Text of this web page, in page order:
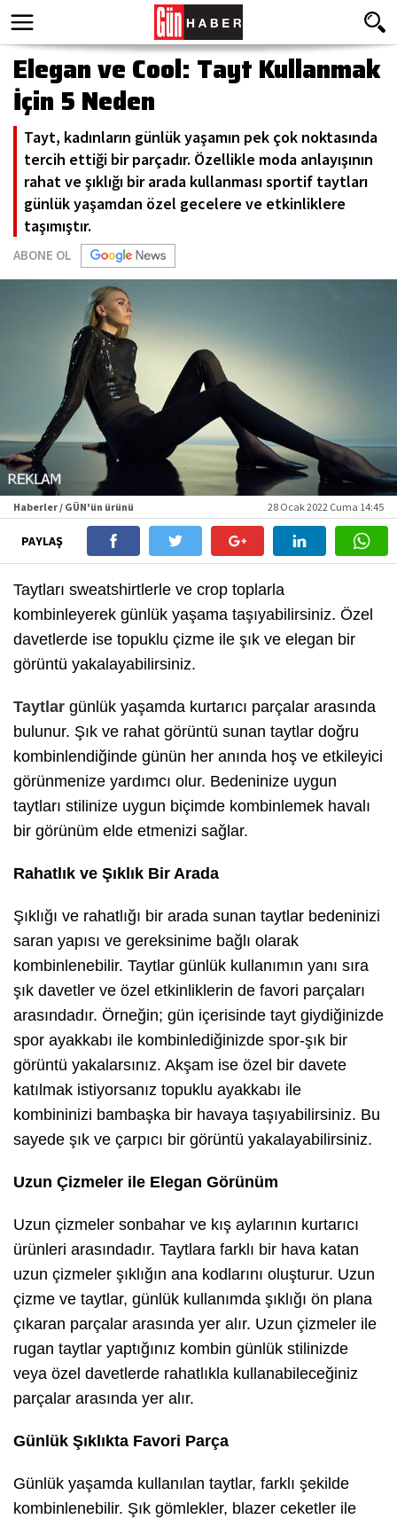
Elegan ve Cool: Tayt Kullanmak
İçin 5 Neden
Tayt, kadınların günlük yaşamın pek çok noktasında
tercih ettiği bir parçadır. Özellikle moda anlayışının
rahat ve şıklığı bir arada kullanması sportif taytları
günlük yaşamdan özel gecelere ve etkinliklere
taşımıştır.
ABONE OL
Haberler / GÜN'ün ürünü 28 Ocak 2022 Cuma 14:45
PAYLAŞ
Taytları sweatshirtlerle ve crop toplarla
kombinleyerek günlük yaşama taşıyabilirsiniz. Özel
davetlerde ise topuklu çizme ile şık ve elegan bir
görüntü yakalayabilirsiniz.
Taytlar günlük yaşamda kurtarıcı parçalar arasında
bulunur. Şık ve rahat görüntü sunan taytlar doğru
kombinlendiğinde günün her anında hoş ve etkileyici
görünmenize yardımcı olur. Bedeninize uygun
taytları stilinize uygun biçimde kombinlemek havalı
bir görünüm elde etmenizi sağlar.
Rahatlık ve Şıklık Bir Arada
Şıklığı ve rahatlığı bir arada sunan taytlar bedeninizi
saran yapısı ve gereksinime bağlı olarak
kombinlenebilir. Taytlar günlük kullanımın yanı sıra
şık davetler ve özel etkinliklerin de favori parçaları
arasındadır. Örneğin; gün içerisinde tayt giydiğinizde
spor ayakkabı ile kombinlediğinizde spor-şık bir
görüntü yakalarsınız. Akşam ise özel bir davete
katılmak istiyorsanız topuklu ayakkabı ile
kombininizi bambaşka bir havaya taşıyabilirsiniz. Bu
sayede şık ve çarpıcı bir görüntü yakalayabilirsiniz.
Uzun Çizmeler ile Elegan Görünüm
Uzun çizmeler sonbahar ve kış aylarının kurtarıcı
ürünleri arasındadır. Taytlara farklı bir hava katan
uzun çizmeler şıklığın ana kodlarını oluşturur. Uzun
çizme ve taytlar, günlük kullanımda şıklığı ön plana
çıkaran parçalar arasında yer alır. Uzun çizmeler ile
rugan taytlar yaptığınız kombin günlük stilinizde
veya özel davetlerde rahatlıkla kullanabileceğiniz
parçalar arasında yer alır.
Günlük Şıklıkta Favori Parça
Günlük yaşamda kullanılan taytlar, farklı şekilde
kombinlenebilir. Şık gömlekler, blazer ceketler ile